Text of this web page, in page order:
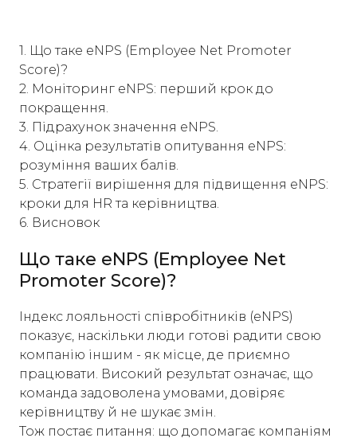
1. Що таке eNPS (Employee Net Promoter
Score)?
2. Моніторинг eNPS: перший крок до
покращення.
3. Підрахунок значення eNPS.
4. Оцінка результатів опитування eNPS:
розуміння ваших балів.
5. Стратегії вирішення для підвищення eNPS:
кроки для HR та керівництва.
6. Висновок
Що таке eNPS (Employee Net
Promoter Score)?
Індекс лояльності співробітників (eNPS)
показує, наскільки люди готові радити свою
компанію іншим - як місце, де приємно
працювати. Високий результат означає, що
команда задоволена умовами, довіряє
керівництву й не шукає змін.
Тож постає питання: що допомагає компаніям